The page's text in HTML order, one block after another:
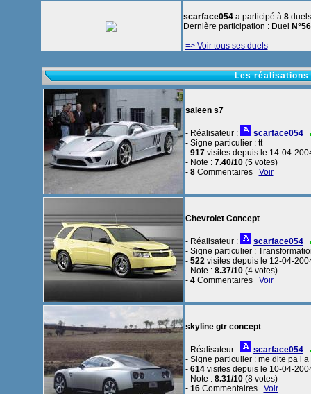
scarface054a participé à 8
Dernière participation : Duel
=> Voir tous ses duels
Les réalisations
saleen s7
- Réalisateur :
scarface054
- Signe particulier : tt
- 917visites depuis le 14-04-
- Note : 7.40/10(5 votes)
- 8Commentaires Voir
Chevrolet Concept
- Réalisateur :
scarface054
- Signe particulier :
- 522visites depuis le 12-04-
- Note : 8.37/10(4 votes)
- 4Commentaires Voir
skyline gtr concept
- Réalisateur :
scarface054
- Signe particulier : me dite pa i
- 614visites depuis le 10-04-
- Note : 8.31/10(8 votes)
- 16Commentaires Voir